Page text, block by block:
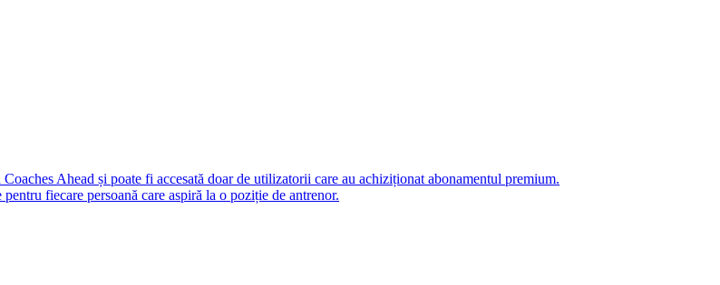
Ahead și poate fi accesată doar de utilizatorii care au achiziționat abonamentul premium.
fiecare persoană care aspiră la o poziție de antrenor.